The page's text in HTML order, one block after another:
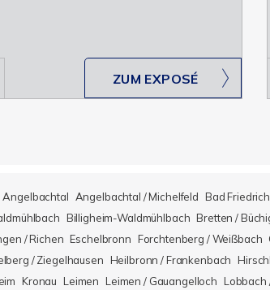
ZUM EXPOSÉ
Angelbachtal Angelbachtal / Michelfeld Bad
Billigheim-Waldmühlbach Bretten /
/ Richen Eschelbronn Forchtenberg / Weißbach
/ Ziegelhausen Heilbronn / Frankenbach
Kronau Leimen Leimen / Gauangelloch Lobbach